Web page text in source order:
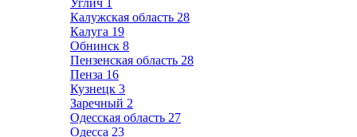
Углич 1
Калужская область 28
Калуга 19
Обнинск 8
Пензенская область 28
Пенза 16
Кузнецк 3
Заречный 2
Одесская область 27
Одесса 23